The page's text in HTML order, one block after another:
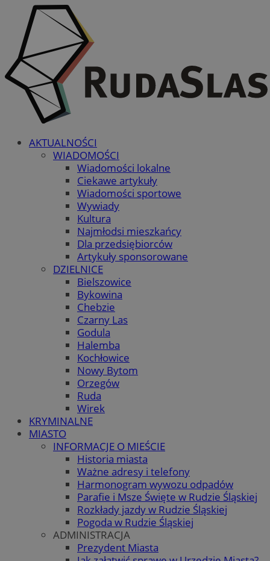
AKTUALNOŚCI
WIADOMOŚCI
Wiadomości lokalne
Ciekawe artykuły
Wiadomości sportowe
Wywiady
Kultura
Najmłodsi mieszkańcy
Dla przedsiębiorców
Artykuły sponsorowane
DZIELNICE
Bielszowice
Bykowina
Chebzie
Czarny Las
Godula
Halemba
Kochłowice
Nowy Bytom
Orzegów
Ruda
Wirek
KRYMINALNE
MIASTO
INFORMACJE O MIEŚCIE
Historia miasta
Ważne adresy i telefony
Harmonogram wywozu odpadów
Parafie i Msze Święte w Rudzie Śląskiej
Rozkłady jazdy w Rudzie Śląskiej
Pogoda w Rudzie Śląskiej
ADMINISTRACJA
Prezydent Miasta